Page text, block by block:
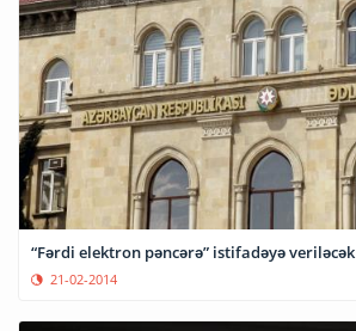
“Fərdi elektron pəncərə” istifadəyə veriləcək
21-02-2014